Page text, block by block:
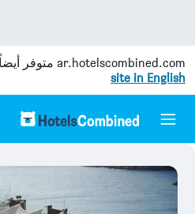
ar.hotelscombined.com متوفر
site in English